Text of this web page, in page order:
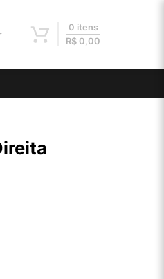
0 itens
R$ 0,00